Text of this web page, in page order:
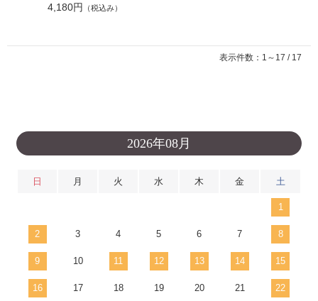
4,180円
（税込み）
表示件数：1～17 / 17
2026年08月
日 月 火 水 木 金 土
1
2 3 4 5 6 7 8
9 10 11 12 13 14 15
16 17 18 19 20 21 22